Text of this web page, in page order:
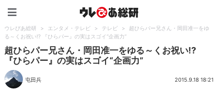
ウレぴあ総研 > エンタメ・テレビ > テレビ >
超ひらパー兄さん・岡田准一をゆ
る～くお祝い!? 『ひらパー』の実はスゴイ“企画力”
超ひらパー兄さん・岡田准一をゆる～くお祝い!?
『ひらパー』の実はスゴイ“企画力”
屯田兵 2015.9.18 18:21